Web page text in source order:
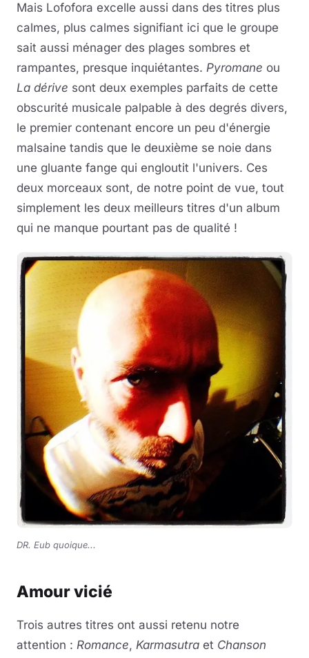
Mais Lofofora excelle aussi dans des titres plus
calmes, plus calmes signifiant ici que le groupe
sait aussi ménager des plages sombres et
rampantes, presque inquiétantes. Pyromane ou
La dérive sont deux exemples parfaits de cette
obscurité musicale palpable à des degrés divers,
le premier contenant encore un peu d'énergie
malsaine tandis que le deuxième se noie dans
une gluante fange qui engloutit l'univers. Ces
deux morceaux sont, de notre point de vue, tout
simplement les deux meilleurs titres d'un album
qui ne manque pourtant pas de qualité !
DR. Eub quoique...
Amour vicié
Trois autres titres ont aussi retenu notre
attention : Romance, Karmasutra et Chanson